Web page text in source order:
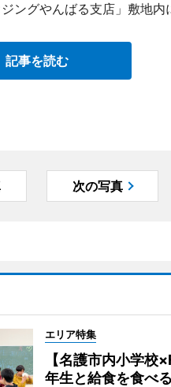
グやんばる支店」敷地内
記事を読む
次の写真
エリア特集
【名護市内小学校
年生と給食を食べ